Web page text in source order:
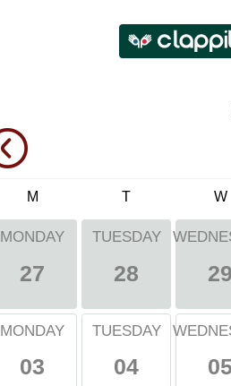
M T W
MONDAY
27
TUESDAY
28 29
MONDAY
03
TUESDAY
04 05